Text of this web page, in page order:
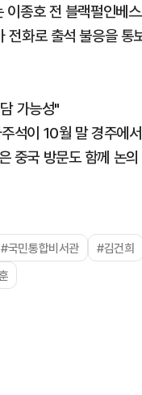
종호 전 블랙펄인베
전화로 출석 불응을
가능성"
석이 10월 말 경주에
중국 방문도 함께 논
#국민통합비서관 #김건희